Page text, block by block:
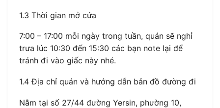
1.3 Thời gian mở cửa
7:00 – 17:00 mỗi ngày trong tuần, quán sẽ nghỉ
trưa lúc 10:30 đến 15:30 các bạn note lại để
tránh đi vào giấc này nhé.
1.4 Địa chỉ quán và hướng dẫn bản đồ đường đi
Nằm tại số 27/44 đường Yersin, phường 10,